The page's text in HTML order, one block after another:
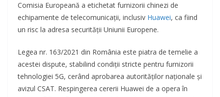
Comisia Europeană a etichetat furnizorii chinezi de
echipamente de telecomunicații, inclusiv Huawei, ca fiind
un risc la adresa securității Uniunii Europene.
Legea nr. 163/2021 din România este piatra de temelie a
acestei dispute, stabilind condiții stricte pentru furnizorii
tehnologiei 5G, cerând aprobarea autorităților naționale și
avizul CSAT. Respingerea cererii Huawei de a opera în